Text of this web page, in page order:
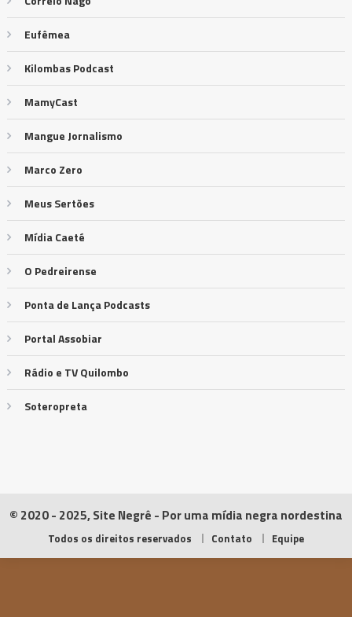
Eufêmea
Kilombas Podcast
MamyCast
Mangue Jornalismo
Marco Zero
Meus Sertões
Mídia Caeté
O Pedreirense
Ponta de Lança Podcasts
Portal Assobiar
Rádio e TV Quilombo
Soteropreta
© 2020 - 2025, Site Negrê - Por uma mídia negra nordestina
Todos os direitos reservados Contato Equipe